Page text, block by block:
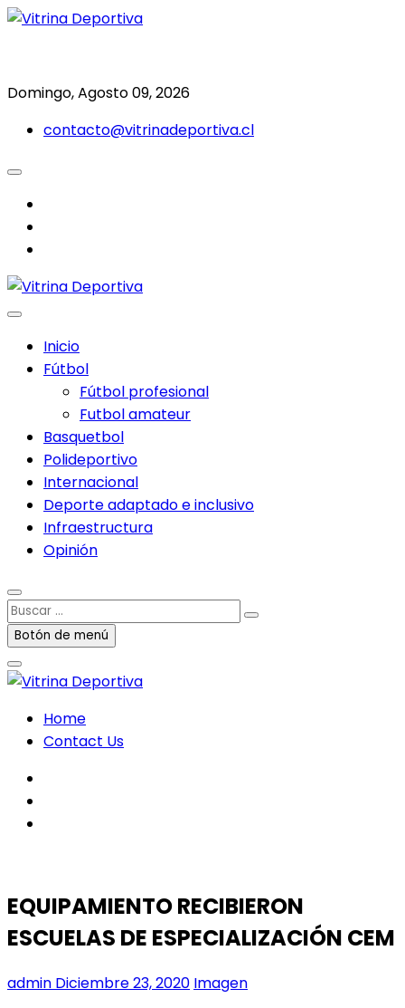
Saltar
Domingo, Agosto 09, 2026
contacto@vitrinadeportiva.cl
Inicio
Fútbol
Fútbol profesional
Futbol amateur
Basquetbol
Polideportivo
Internacional
Deporte adaptado e inclusivo
Infraestructura
Opinión
Buscar
…Botón de menú
Home
Contact Us
EQUIPAMIENTO RECIBIERON
ESCUELAS DE ESPECIALIZACIÓN CEM
admin Diciembre 23, 2020 Imagen